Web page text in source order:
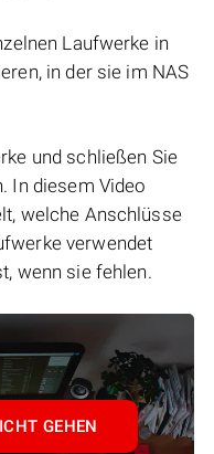
Laufwerke in
in der sie im NAS
und schließen Sie
In diesem Video
welche Anschlüsse
verwendet
wenn sie fehlen.
GEHEN